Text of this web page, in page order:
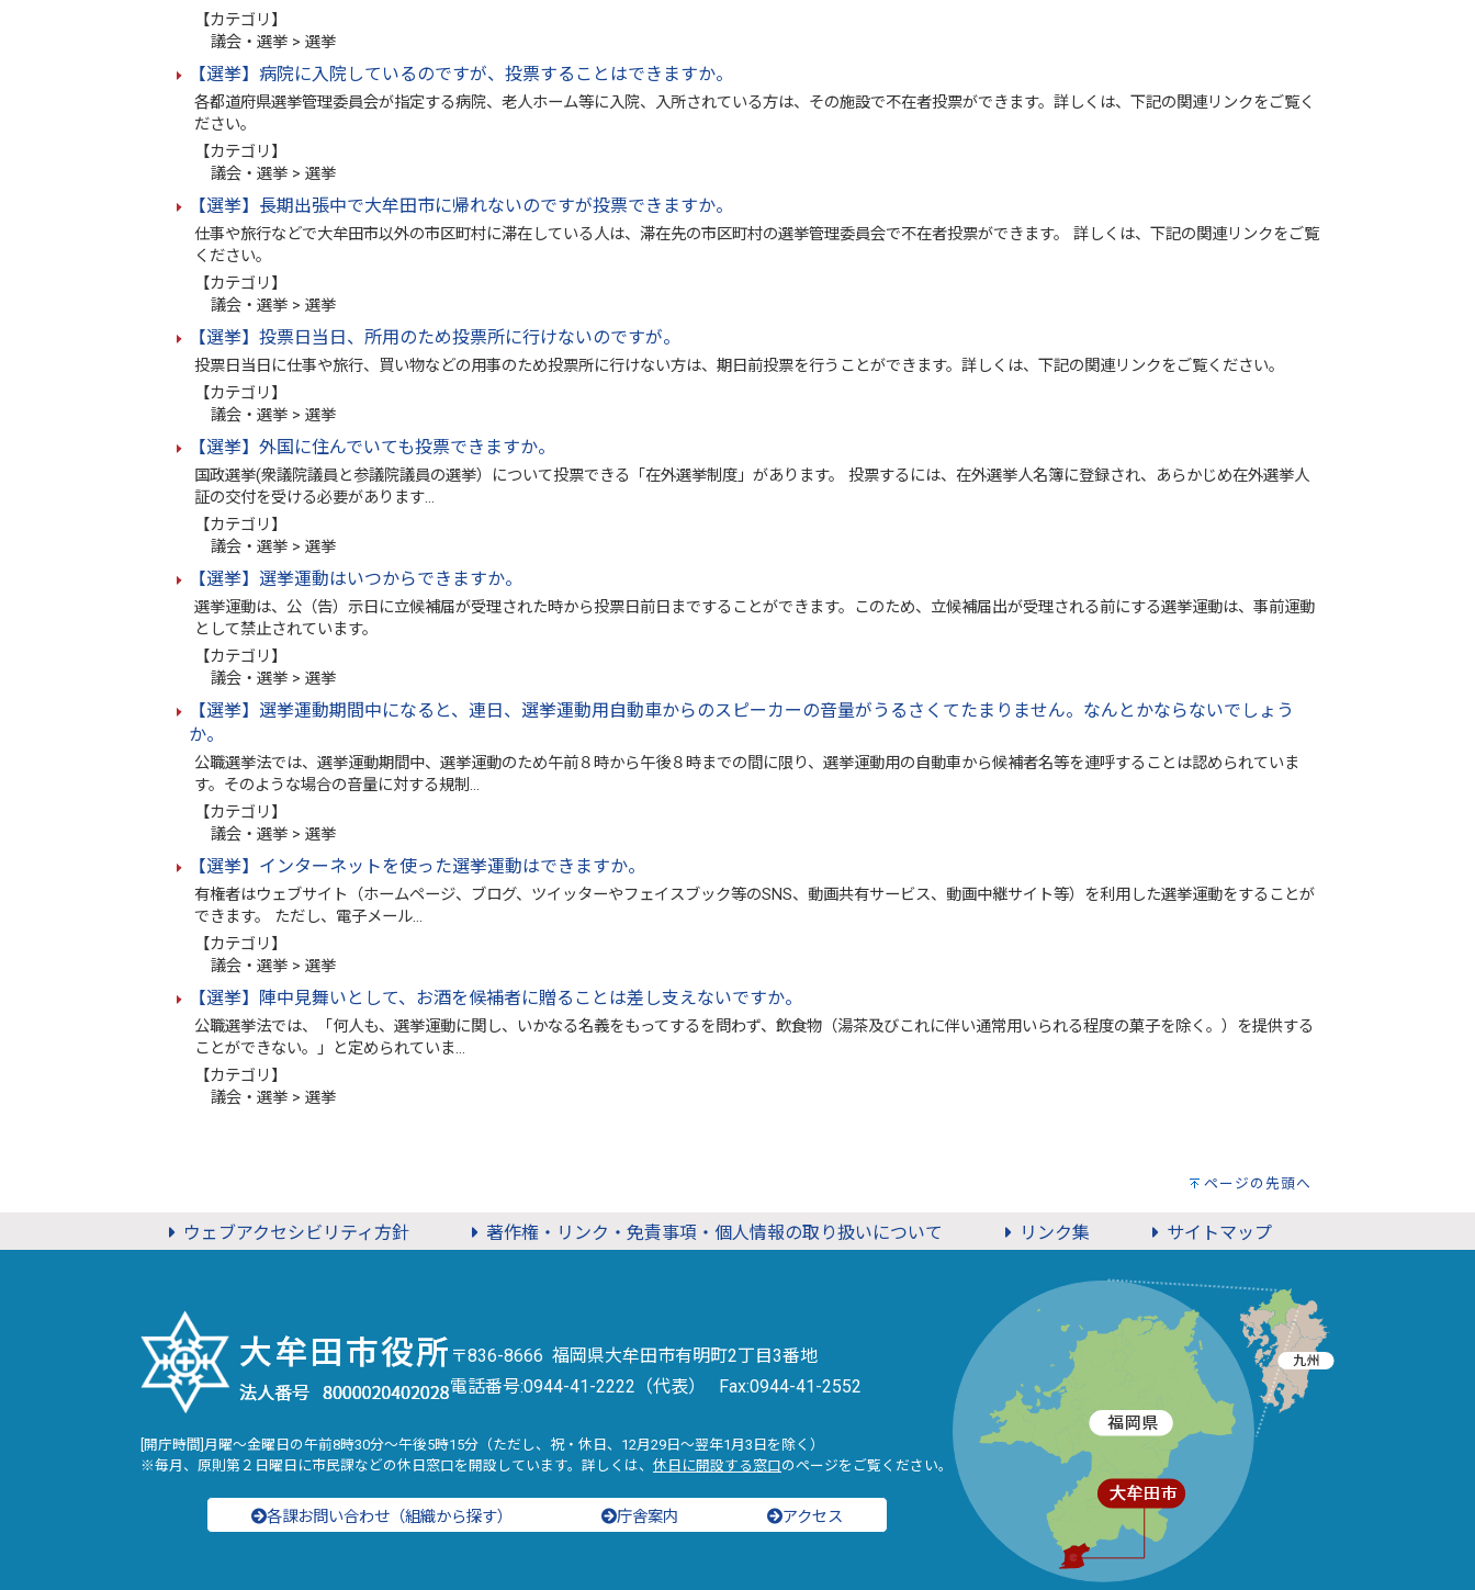
【カテゴリ】
議会・選挙 > 選挙
【選挙】病院に入院しているのですが、投票することはできますか。
各都道府県選挙管理委員会が指定する病院、老人ホーム等に入院、入所されている方は、その施設で不在者投票ができます。詳しくは、下記の関連リンクをご覧く
ださい。
【カテゴリ】
議会・選挙 > 選挙
【選挙】長期出張中で大牟田市に帰れないのですが投票できますか。
仕事や旅行などで大牟田市以外の市区町村に滞在している人は、滞在先の市区町村の選挙管理委員会で不在者投票ができます。 詳しくは、下記の関連リンクをご覧
ください。
【カテゴリ】
議会・選挙 > 選挙
【選挙】投票日当日、所用のため投票所に行けないのですが。
投票日当日に仕事や旅行、買い物などの用事のため投票所に行けない方は、期日前投票を行うことができます。詳しくは、下記の関連リンクをご覧ください。
【カテゴリ】
議会・選挙 > 選挙
【選挙】外国に住んでいても投票できますか。
国政選挙(衆議院議員と参議院議員の選挙）について投票できる「在外選挙制度」があります。 投票するには、在外選挙人名簿に登録され、あらかじめ在外選挙人
証の交付を受ける必要があります…
【カテゴリ】
議会・選挙 > 選挙
【選挙】選挙運動はいつからできますか。
選挙運動は、公（告）示日に立候補届が受理された時から投票日前日まですることができます。このため、立候補届出が受理される前にする選挙運動は、事前運動
として禁止されています。
【カテゴリ】
議会・選挙 > 選挙
【選挙】選挙運動期間中になると、連日、選挙運動用自動車からのスピーカーの音量がうるさくてたまりません。なんとかならないでしょう
か。
公職選挙法では、選挙運動期間中、選挙運動のため午前８時から午後８時までの間に限り、選挙運動用の自動車から候補者名等を連呼することは認められていま
す。そのような場合の音量に対する規制…
【カテゴリ】
議会・選挙 > 選挙
【選挙】インターネットを使った選挙運動はできますか。
有権者はウェブサイト（ホームページ、ブログ、ツイッターやフェイスブック等のSNS、動画共有サービス、動画中継サイト等）を利用した選挙運動をすることが
できます。 ただし、電子メール…
【カテゴリ】
議会・選挙 > 選挙
【選挙】陣中見舞いとして、お酒を候補者に贈ることは差し支えないですか。
公職選挙法では、「何人も、選挙運動に関し、いかなる名義をもってするを問わず、飲食物（湯茶及びこれに伴い通常用いられる程度の菓子を除く。）を提供する
ことができない。」と定められていま…
【カテゴリ】
議会・選挙 > 選挙
ページの先頭へ
ウェブアクセシビリティ方針 著作権・リンク・免責事項・個人情報の取り扱いについて リンク集 サイトマップ
〒836-8666 福岡県大牟田市有明町2丁目3番地
電話番号:0944-41-2222（代表） Fax:0944-41-2552
[開庁時間]月曜～金曜日の午前8時30分～午後5時15分（ただし、祝・休日、12月29日～翌年1月3日を除く）
※毎月、原則第２日曜日に市民課などの休日窓口を開設しています。詳しくは、 休日に開設する窓口のページをご覧ください。
各課お問い合わせ（組織から探す） 庁舎案内 アクセス